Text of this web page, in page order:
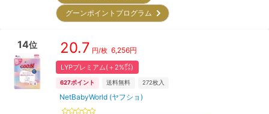
グーンポイントプログラム
14位 20.7 円/枚 6,256円
LYPプレミアム(＋2%㌽)
627ポイント 送料無料 272枚入
NetBabyWorld (ヤフショ)